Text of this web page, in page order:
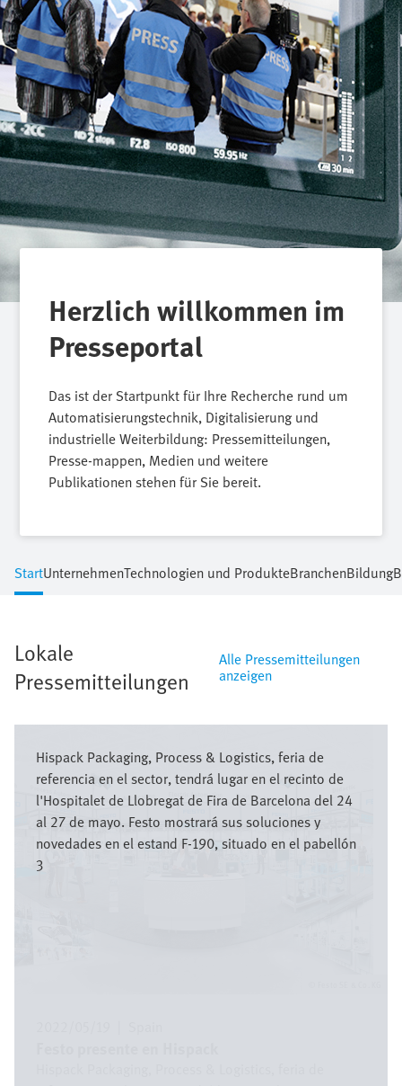
Herzlich willkommen im
Presseportal
Das ist der Startpunkt für Ihre Recherche rund um
Automatisierungstechnik, Digitalisierung und
industrielle Weiterbildung: Pressemitteilungen,
Presse-mappen, Medien und weitere
Publikationen stehen für Sie bereit.
StartUnternehmenTechnologien und ProdukteBranchenBildung
Lokale
Pressemitteilungen
Alle Pressemitteilungen
anzeigen
Hispack Packaging, Process & Logistics, feria de
referencia en el sector, tendrá lugar en el ​​recinto de
l'Hospitalet de Llobregat de Fira de Barcelona del 24
al 27 de mayo. Festo mostrará sus soluciones y
novedades en el estand F-190, situado en el pabellón
3